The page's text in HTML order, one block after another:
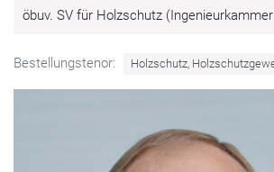
öbuv. SV für Holzschutz
Bestellungstenor: Holzschutz,